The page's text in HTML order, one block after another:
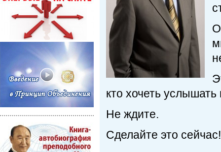
кто хочеть услышать
Не ждите.
Сделайте это сейчас!